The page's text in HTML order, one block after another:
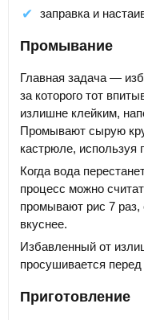
заправка и
Промывание
Главная задача —
за которого тот
излишне клейким,
Промывают сырую
кастрюле, используя
Когда вода
процесс можно
промывают рис 7
вкуснее.
Избавленный от
просушивается перед
Приготовление